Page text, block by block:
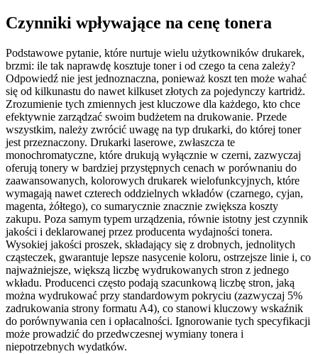
Czynniki wpływające na cenę tonera
Podstawowe pytanie, które nurtuje wielu użytkowników drukarek,
brzmi: ile tak naprawdę kosztuje toner i od czego ta cena zależy?
Odpowiedź nie jest jednoznaczna, ponieważ koszt ten może wahać
się od kilkunastu do nawet kilkuset złotych za pojedynczy kartridż.
Zrozumienie tych zmiennych jest kluczowe dla każdego, kto chce
efektywnie zarządzać swoim budżetem na drukowanie. Przede
wszystkim, należy zwrócić uwagę na typ drukarki, do której toner
jest przeznaczony. Drukarki laserowe, zwłaszcza te
monochromatyczne, które drukują wyłącznie w czerni, zazwyczaj
oferują tonery w bardziej przystępnych cenach w porównaniu do
zaawansowanych, kolorowych drukarek wielofunkcyjnych, które
wymagają nawet czterech oddzielnych wkładów (czarnego, cyjan,
magenta, żółtego), co sumarycznie znacznie zwiększa koszty
zakupu. Poza samym typem urządzenia, równie istotny jest czynnik
jakości i deklarowanej przez producenta wydajności tonera.
Wysokiej jakości proszek, składający się z drobnych, jednolitych
cząsteczek, gwarantuje lepsze nasycenie koloru, ostrzejsze linie i, co
najważniejsze, większą liczbę wydrukowanych stron z jednego
wkładu. Producenci często podają szacunkową liczbę stron, jaką
można wydrukować przy standardowym pokryciu (zazwyczaj 5%
zadrukowania strony formatu A4), co stanowi kluczowy wskaźnik
do porównywania cen i opłacalności. Ignorowanie tych specyfikacji
może prowadzić do przedwczesnej wymiany tonera i
niepotrzebnych wydatków.